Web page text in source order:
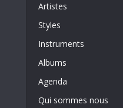
Artistes
Styles
Instruments
Albums
Agenda
Qui sommes nous